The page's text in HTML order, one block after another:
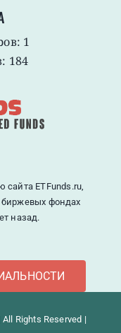
1
184
ETFunds.ru,
биржевых фондах
назад.
Rights Reserved |